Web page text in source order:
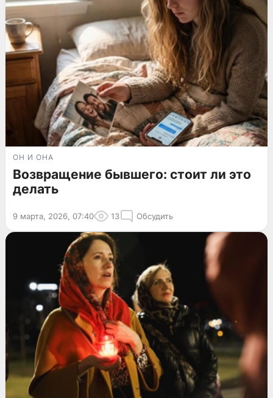
ОН И ОНА
Возвращение бывшего: стоит ли это
делать
9 марта, 2026, 07:40 13 Обсудить